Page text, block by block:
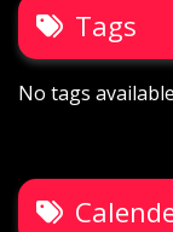
Tags
No tags